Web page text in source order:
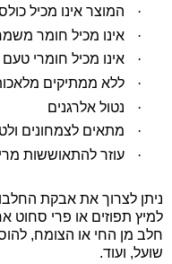
·
המוצר אינו מכיל
·
אינו מכיל חומר
·
אינו מכיל חומרי
·
ללא ממתיקים
·
נטול אלרגנים
·
מתאים לצמחונים
·
עוזר להתאוששות
ניתן לצרוך את אבקת
למיץ תפוזים או פרי סחוט
חלב מן החי או הצומח,
שועל, ועוד.